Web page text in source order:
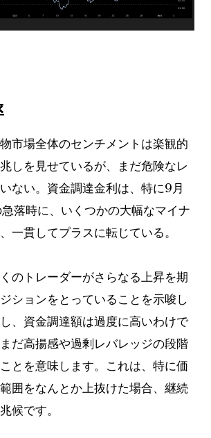
市場全体のセンチメントは楽観的
しを見せているが、まだ危険なレ
ない。資金調達金利は、特に9月
落時に、いくつかの大幅なマイナ
一貫してプラスに転じている。
のトレーダーがさらなる上昇を期
ションをとっていることを示唆し
、資金調達額は過度に高いわけで
だ高揚感や過剰レバレッジの段階
とを意味します。これは、特に価
囲をなんとか上抜けた場合、継続
候です。